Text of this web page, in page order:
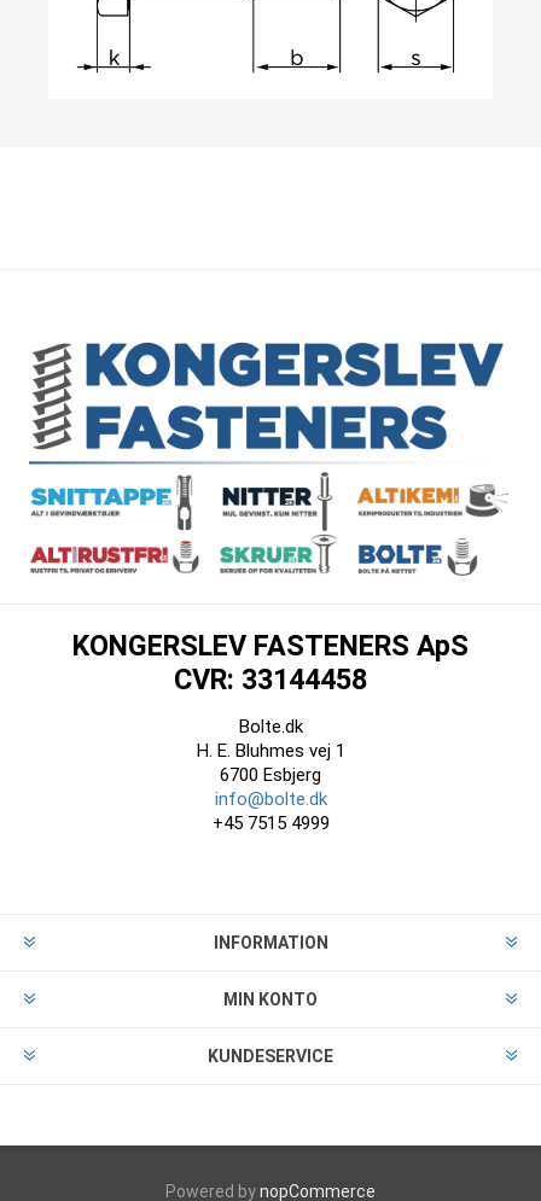
KONGERSLEV FASTENERS ApS
CVR: 33144458
Bolte.dk
H. E. Bluhmes vej 1
6700 Esbjerg
info@bolte.dk
+45 7515 4999
INFORMATION
MIN KONTO
KUNDESERVICE
Powered bynopCommerce